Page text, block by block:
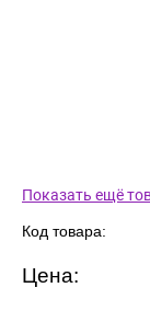
Показать ещё
Код товара:
Цена: